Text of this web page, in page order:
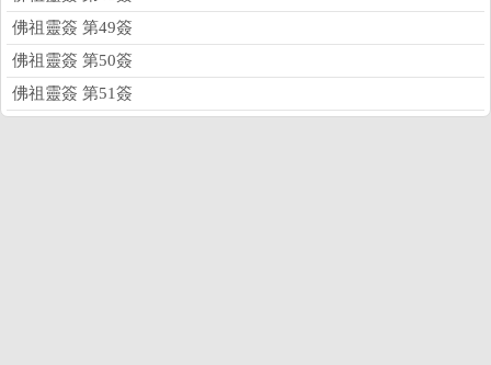
佛祖靈簽 第49簽
佛祖靈簽 第50簽
佛祖靈簽 第51簽